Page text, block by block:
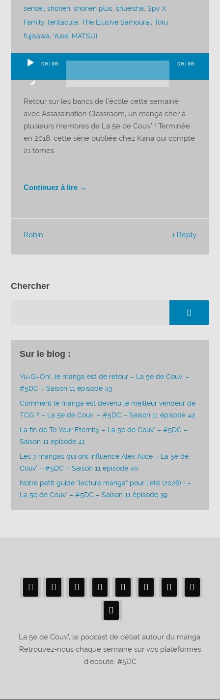
sensei,shônen,shonen plus,shueisha,Spy X
Family,tentacule,The Elusive Samourai,Toru
fujisawa,Yusei MATSUI
audio
00:00 00:00
Retour sur les bancs de l’école cette semaine
avec Assassination Classroom, un manga cher à
plusieurs membres de La 5e de Couv’ ! Terminée
en 2018, cette série publiée chez Kana qui compte
21 tomes...
Continuez à lire →
1 Reply
Robin
Chercher
Sur le blog :
Yu-Gi-Oh!, le manga est de retour – La 5e de Couv’ –
#5DC – Saison 11 épisode 43
Comment le manga est devenu le meilleur vendeur de
TCG ? – La 5e de Couv’ – #5DC – Saison 11 épisode 42
La fin de To Your Eternity – La 5e de Couv’ – #5DC –
Saison 11 épisode 41
Les 7 mangas qui ont influencé Alex Alice – La 5e de
Couv’ – #5DC – Saison 11 épisode 40
Notre petit guide “lecture manga” pour l’été (2026) ! –
La 5e de Couv’ – #5DC – Saison 11 épisode 39
La 5e de Couv', le podcast de débat autour du manga.
Retrouvez-nous chaque semaine sur vos plateformes
d'écoute. #5DC